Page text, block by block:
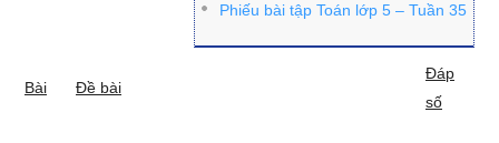
Phiếu bài tập Toán lớp 5 – Tuần 35
Bài Đề bài
Đáp
số